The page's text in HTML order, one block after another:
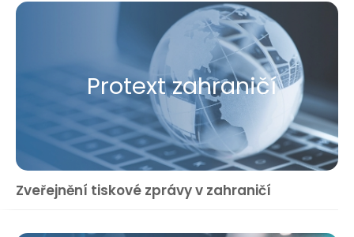
Protext zahraničí
Zveřejnění tiskové zprávy v zahraničí